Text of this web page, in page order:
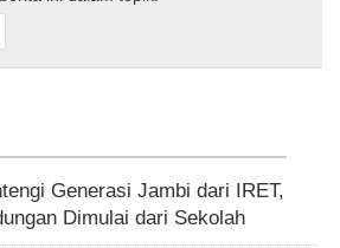
Generasi Jambi dari IRET,
Dimulai dari Sekolah